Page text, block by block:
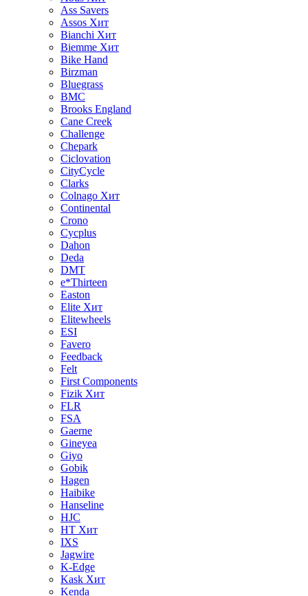
Ass Savers
Assos Хит
Bianchi Хит
Biemme Хит
Bike Hand
Birzman
Bluegrass
BMC
Brooks England
Cane Creek
Challenge
Chepark
Ciclovation
CityCycle
Clarks
Colnago Хит
Continental
Crono
Cycplus
Dahon
Deda
DMT
e*Thirteen
Easton
Elite Хит
Elitewheels
ESI
Favero
Feedback
Felt
First Components
Fizik Хит
FLR
FSA
Gaerne
Gineyea
Giyo
Gobik
Hagen
Haibike
Hanseline
HJC
HT Хит
IXS
Jagwire
K-Edge
Kask Хит
Kenda